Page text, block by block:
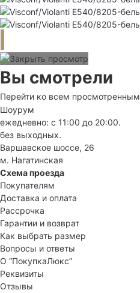
Вы смотрели
Перейти ко всем просмотренным
Шоурум
ежедневно: с 11:00 до 20:00.
без выходных.
Варшавское шоссе, 26
м. Нагатинская
Схема проезда
Покупателям
Доставка и оплата
Рассрочка
Гарантии и возврат
Как выбрать размер
Вопросы и ответы
О “ПокупкаЛюкс”
Реквизиты
Отзывы